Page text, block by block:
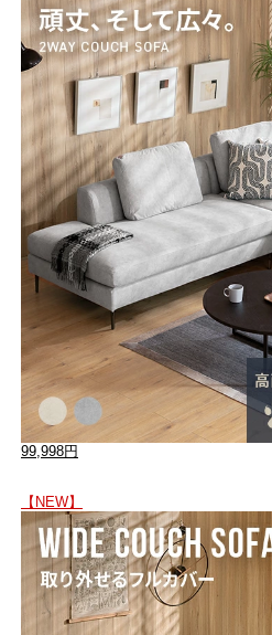
99,998円
【NEW】